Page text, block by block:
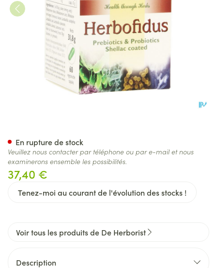
37,40 €
Tenez-moi au courant de l'évolution des stocks !
En rupture de stock
Veuillez nous contacter par téléphone ou par e-mail et nous
examinerons ensemble les possibilités.
Voir tous les produits de De Herborist
Description